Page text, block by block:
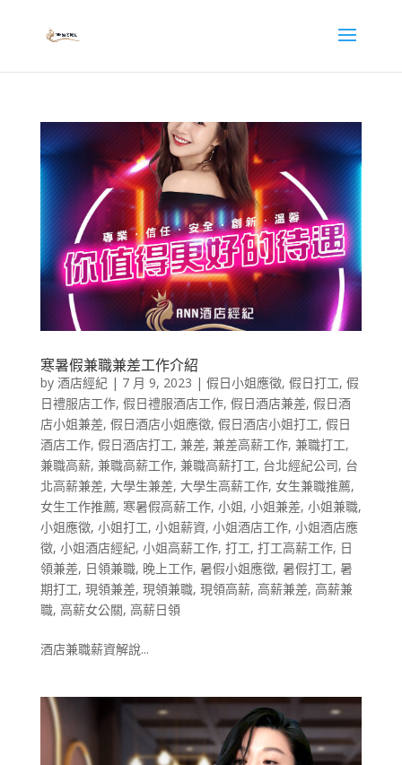
寒暑假兼職兼差工作介紹
by 酒店經紀 | 7 月 9, 2023 | 假日小姐應徵, 假日打工, 假
日禮服店工作, 假日禮服酒店工作, 假日酒店兼差, 假日酒
店小姐兼差, 假日酒店小姐應徵, 假日酒店小姐打工, 假日
酒店工作, 假日酒店打工, 兼差, 兼差高薪工作, 兼職打工,
兼職高薪, 兼職高薪工作, 兼職高薪打工, 台北經紀公司, 台
北高薪兼差, 大學生兼差, 大學生高薪工作, 女生兼職推薦,
女生工作推薦, 寒暑假高薪工作, 小姐, 小姐兼差, 小姐兼職,
小姐應徵, 小姐打工, 小姐薪資, 小姐酒店工作, 小姐酒店應
徵, 小姐酒店經紀, 小姐高薪工作, 打工, 打工高薪工作, 日
領兼差, 日領兼職, 晚上工作, 暑假小姐應徵, 暑假打工, 暑
期打工, 現領兼差, 現領兼職, 現領高薪, 高薪兼差, 高薪兼
職, 高薪女公關, 高薪日領
酒店兼職薪資解說...